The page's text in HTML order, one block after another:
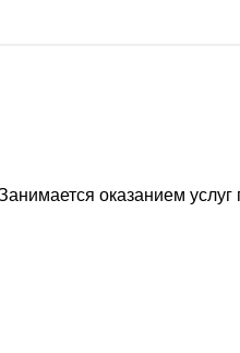
оказанием услуг